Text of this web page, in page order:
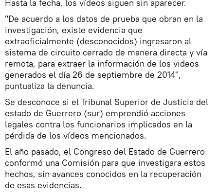
Hasta la fecha, los vídeos siguen sin aparecer.
"De acuerdo a los datos de prueba que obran en la
investigación, existe evidencia que
extraoficialmente (desconocidos) ingresaron al
sistema de circuito cerrado de manera directa y vía
remota, para extraer la información de los videos
generados el día 26 de septiembre de 2014",
puntualiza la denuncia.
Se desconoce si el Tribunal Superior de Justicia del
estado de Guerrero (sur) emprendió acciones
legales contra los funcionarios implicados en la
pérdida de los vídeos mencionados.
El año pasado, el Congreso del Estado de Guerrero
conformó una Comisión para que investigara estos
hechos, sin avances conocidos en la recuperación
de esas evidencias.